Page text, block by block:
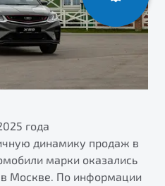
года
динамику продаж в
марки оказались
Москве. По информации